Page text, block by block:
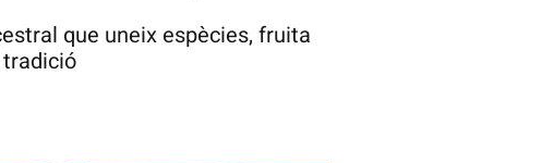
que uneix espècies, fruita